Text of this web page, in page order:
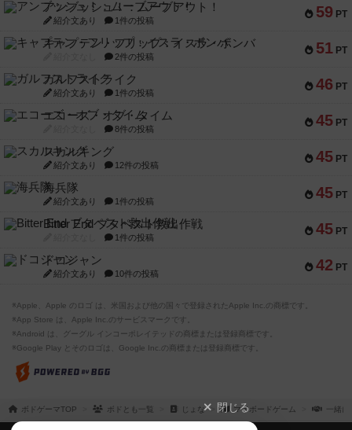
59 PT
アンブッシュ！：ムーブアウト！
紹介文あり 1件の投稿
51 PT
キャプテン・フリップ：イスラ・ボンバ
2件の投稿
46 PT
ガルフストライク
紹介文あり 1件の投稿
45 PT
エコーズ・オブ・タイム
8件の投稿
45 PT
スカルキング
紹介文あり 12件の投稿
45 PT
海兵隊
紹介文あり 1件の投稿
45 PT
Bitter End ブタペスト救出作戦
1件の投稿
42 PT
ドコジャン
紹介文あり 10件の投稿
※Apple、Apple のロゴ は、米国および他の国々で登録されたApple Inc.の商標です。
※App Store は、Apple Inc.のサービスマークです。
※Android は、グーグル インコーポレイテッドの商標または登録商標です。
※Google Play とそのロゴは、Google Inc.の商標または登録商標です。
ボドゲーマTOP ボドとも一覧 じょな マイボードゲーム 一緒に
閉じる